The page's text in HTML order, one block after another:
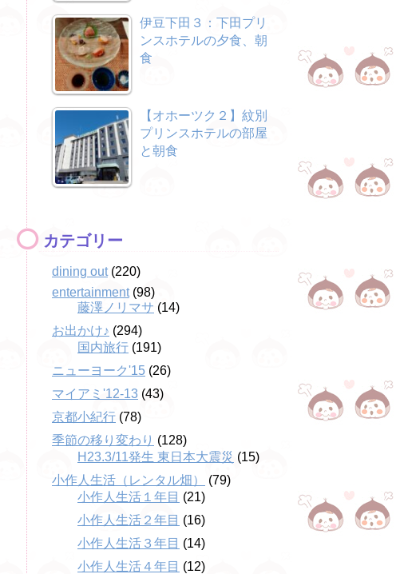
伊豆下田３：下田プリ
ンスホテルの夕食、朝
食
【オホーツク２】紋別
プリンスホテルの部屋
と朝食
カテゴリー
dining out(220)
entertainment(98)
藤澤ノリマサ (14)
お出かけ♪ (294)
国内旅行 (191)
ニューヨーク'15 (26)
マイアミ'12-13 (43)
京都小紀行 (78)
季節の移り変わり (128)
H23.3/11発生 東日本大震災 (15)
小作人生活（レンタル畑）
(79)
小作人生活１年目 (21)
小作人生活２年目 (16)
小作人生活３年目 (14)
小作人生活４年目 (12)